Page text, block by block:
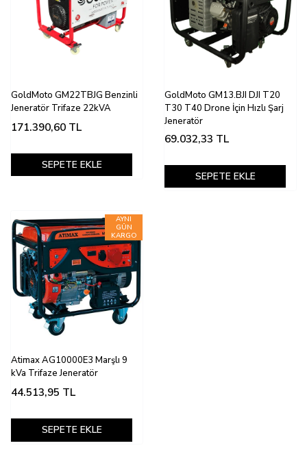
GoldMoto GM22TBJG Benzinli
Jeneratör Trifaze 22kVA
171.390,60 TL
SEPETE EKLE
GoldMoto GM13.BJI DJI T20
T30 T40 Drone İçin Hızlı Şarj
Jeneratör
69.032,33 TL
SEPETE EKLE
Atimax AG10000E3 Marşlı 9
kVa Trifaze Jeneratör
44.513,95 TL
SEPETE EKLE